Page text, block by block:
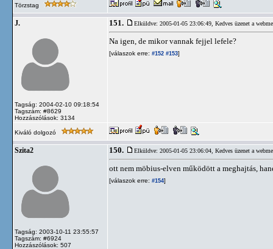
Törzstag
J.
Tagság: 2004-02-10 09:18:54
Tagszám: #8629
Hozzászólások: 3134
151. Elküldve: 2005-01-05 23:06:49, Kedves üzenet a
Na igen, de mikor vannak fejjel lefele?
[válaszok erre: #152 #153]
Kiváló dolgozó
Szita2
Tagság: 2003-10-11 23:55:57
Tagszám: #6924
Hozzászólások: 507
150. Elküldve: 2005-01-05 23:06:04, Kedves üzenet a
ott nem möbius-elven működött a meghajtás,
[válaszok erre: #154]